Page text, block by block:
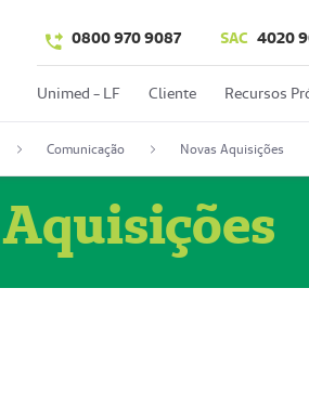
0800 970 9087 SAC 4020
Unimed - LF Cliente Recursos
Comunicação Novas Aquisições